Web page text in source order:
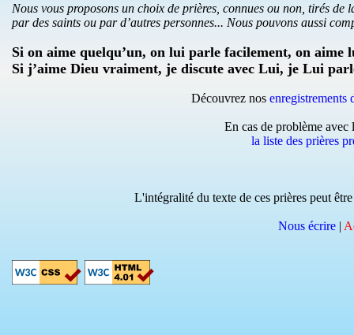
Nous vous proposons un choix de prières, connues ou non, tirés de
par des saints ou par d’autres personnes... Nous pouvons aussi
Si on aime quelqu’un, on lui parle facilement, on
Si j’aime Dieu vraiment, je discute avec Lui, je Lui
Découvrez nos enregistrements
En cas de problème
la liste des prières
L'intégralité du texte de ces prières peut
Nous écrire |